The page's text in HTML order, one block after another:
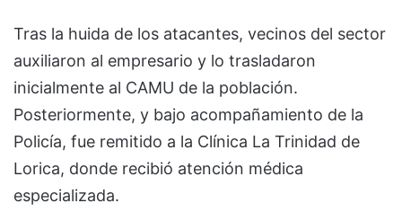
Tras la huida de los atacantes, vecinos del sector
auxiliaron al empresario y lo trasladaron
inicialmente al CAMU de la población.
Posteriormente, y bajo acompañamiento de la
Policía, fue remitido a la Clínica La Trinidad de
Lorica, donde recibió atención médica
especializada.